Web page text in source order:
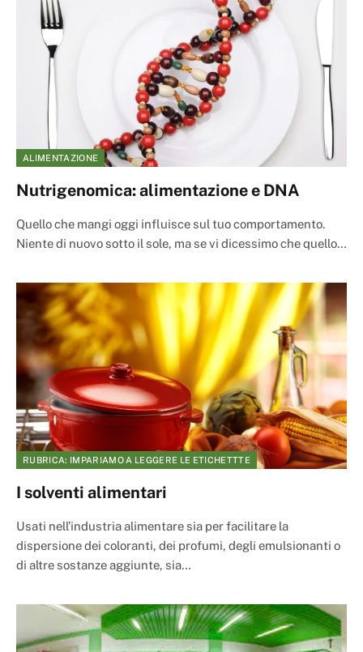
ALIMENTAZIONE
Nutrigenomica: alimentazione e DNA
Quello che mangi oggi influisce sul tuo comportamento.
Niente di nuovo sotto il sole, ma se vi dicessimo che quello…
RUBRICA: IMPARIAMO A LEGGERE LE ETICHETTTE
I solventi alimentari
Usati nell’industria alimentare sia per facilitare la
dispersione dei coloranti, dei profumi, degli emulsionanti o
di altre sostanze aggiunte, sia…